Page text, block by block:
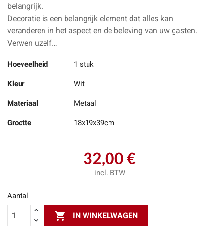
belangrijk.
Decoratie is een belangrijk element dat alles kan
veranderen in het aspect en de beleving van uw gasten.
Verwen uzelf…
Hoeveelheid 1 stuk
Kleur Wit
Materiaal Metaal
Grootte 18x19x39cm
32,00 €
incl. BTW
Aantal
 IN WINKELWAGEN